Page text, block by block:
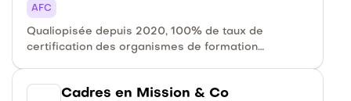
AFC
Qualiopisée depuis 2020, 100% de taux de
certification des organismes de formation
Cadres en Mission & Co